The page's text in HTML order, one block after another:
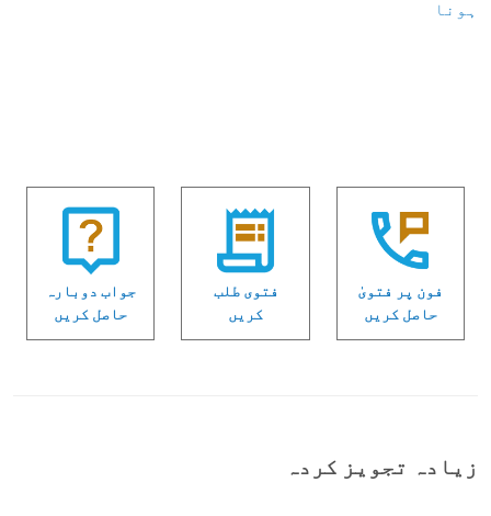
ہونا
فون پر فتویٰ
حاصل کریں
فتوی طلب
کریں
جواب دوبارہ
حاصل کریں
زیادہ تجویز کردہ